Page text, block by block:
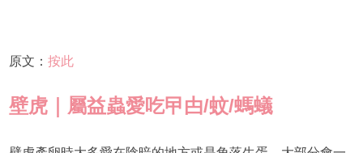
原文： 按此
壁虎｜屬益蟲愛吃曱甴/蚊/螞蟻